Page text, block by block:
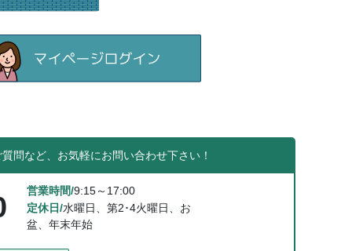
問など、お気軽にお問い合わせ下さい！
営業時間/9:15～17:00
定休日/水曜日、第2･4火曜日、お
盆、年末年始